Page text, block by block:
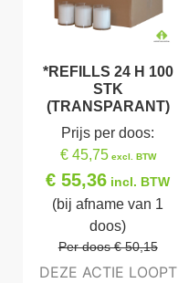
*REFILLS 24 H 100
STK
(TRANSPARANT)
Prijs per doos:
€ 45,75excl. BTW
€ 55,36 incl. BTW
(bij afname van 1
doos)
Per doos € 50,15
DEZE ACTIE LOOPT